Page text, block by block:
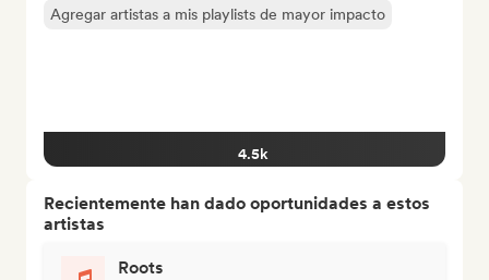
Agregar artistas a mis playlists de mayor impacto
4.5k
Recientemente han dado oportunidades a estos
artistas
Roots